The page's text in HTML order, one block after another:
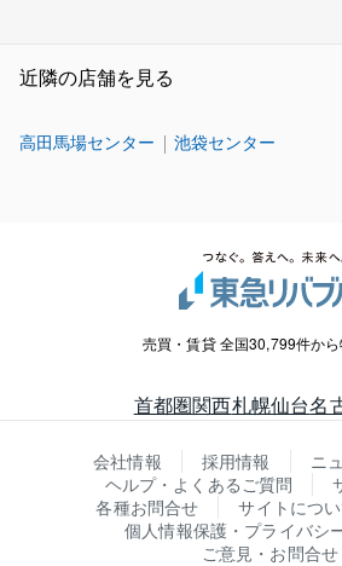
近隣の店舗を見る
高田馬場センター 池袋センター
売買・賃貸 全国30,799件か
首都圏関西札幌仙台名
会社情報 採用情報
ニ
ヘルプ・よくあるご質問
各種お問合せ
サイトにつ
個人情報保護・プライバシ
ご意見・お問合せ